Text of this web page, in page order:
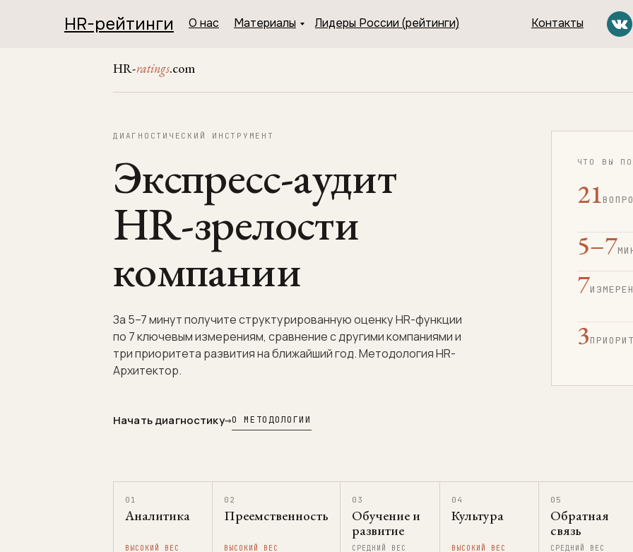
HR-рейтинги О нас Материалы Лидеры России (рейтинги) Контакты
HR-ratings.com
ДИАГНОСТИЧЕСКИЙ ИНСТРУМЕНТ
Экспресс-аудит
HR-зрелости
компании
За 5–7 минут получите структурированную оценку HR-функции
по 7 ключевым измерениям, сравнение с другими компаниями и
три приоритета развития на ближайший год. Методология HR-
Архитектор.
Начать диагностику→О МЕТОДОЛОГИИ
ЧТО ВЫ
21
5–7
7
3
01
Аналитика
ВЫСОКИЙ ВЕС
02
Преемственность
ВЫСОКИЙ ВЕС
03
Обучение и
развитие
СРЕДНИЙ ВЕС
04
Культура
ВЫСОКИЙ ВЕС
05
Обратная
связь
СРЕДНИЙ ВЕС